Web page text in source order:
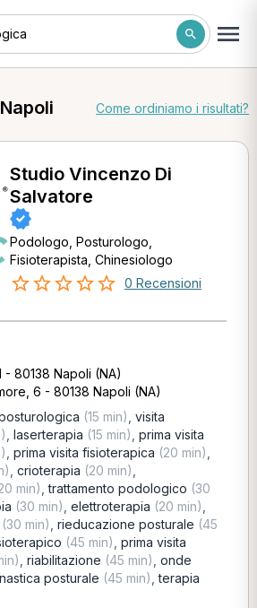
Come ordiniamo i risultati?
Studio Vincenzo Di
Salvatore
Podologo, Posturologo,
Fisioterapista, Chinesiologo
0 Recensioni
- 80138 Napoli (NA)
6 - 80138 Napoli (NA)
(15 min) visita
laserterapia (15 min) prima visita
prima visita fisioterapica (20 min)
crioterapia (20 min)
min) ,trattamento podologico (30
(30 min) elettroterapia (20 min)
(30 min) rieducazione posturale (45
(45 min) prima visita
riabilitazione (45 min) onde
posturale (45 min) ,terapia